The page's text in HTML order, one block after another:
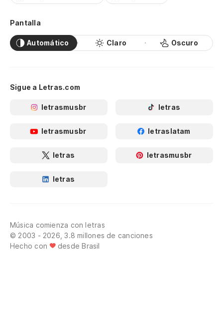
Pantalla
Automático Claro Oscuro
Sigue a Letras.com
letrasmusbr letras
letrasmusbr letraslatam
letras letrasmusbr
letras
Música comienza con letras
© 2003 - 2026, 3.8 millones de canciones
Hecho con
desde Brasil